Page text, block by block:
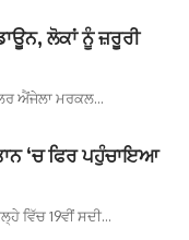
ਲੋਕਾਂ ਨੂੰ ਜ਼ਰੂਰੀ
ਐਂਜੇਲਾ ਮਰਕਲ…
‘ਚ ਫਿਰ ਪਹੁੰਚਾਇਆ
ਵਿੱਚ 19ਵੀਂ ਸਦੀ…